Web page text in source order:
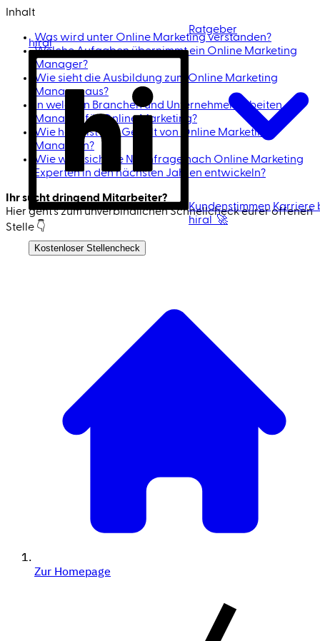
hiral
Ratgeber
Kundenstimmen Karriere
hiral 🚀
Ich bin Kandidat
Kostenloser Stellencheck
Inhalt
Was wird unter Online Marketing verstanden?
Welche Aufgaben übernimmt ein Online Marketing
Manager?
Wie sieht die Ausbildung zum Online Marketing
Manager aus?
In welchen Branchen und Unternehmen arbeiten
Manager für Online Marketing?
Wie hoch ist das Gehalt von Online Marketing
Managern?
Wie wird sich die Nachfrage nach Online Marketing
Experten in den nächsten Jahren entwickeln?
Ihr sucht dringend Mitarbeiter?
Hier geht's zum unverbindlichen Schnell­check eurer offenen
Stelle 👇
Jetzt Mitarbeiter finden 🚀
Zur Homepage